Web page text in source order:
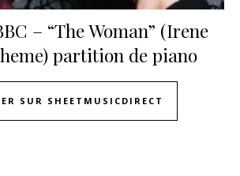
– “The Woman” (Irene
partition de piano
SUR SHEETMUSICDIRECT